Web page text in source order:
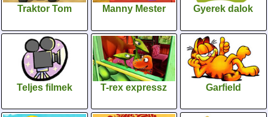
Traktor Tom Manny Mester Gyerek dalok
Teljes filmek T-rex expressz Garfield